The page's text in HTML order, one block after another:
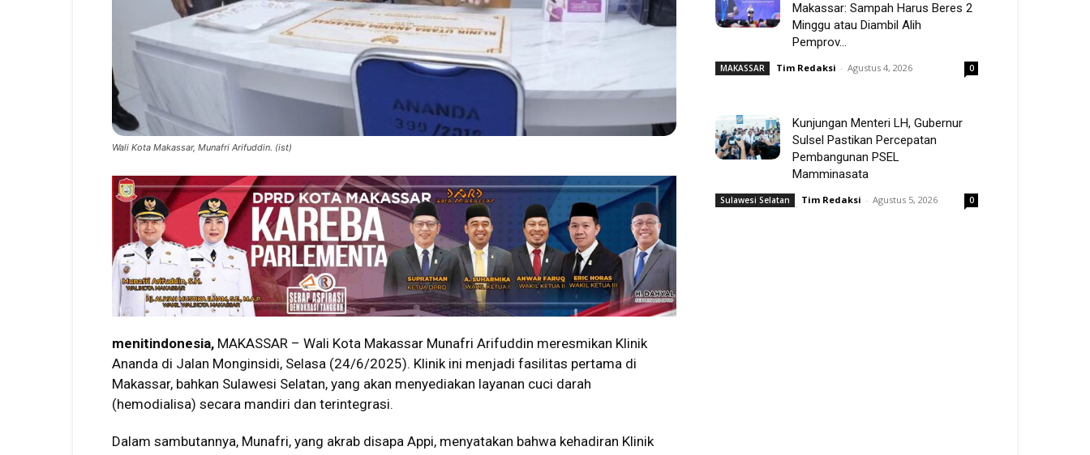
Wali Kota Makassar, Munafri Arifuddin. (ist)
menitindonesia, MAKASSAR – Wali Kota Makassar Munafri Arifuddin meresmikan Klinik
Ananda di Jalan Monginsidi, Selasa (24/6/2025). Klinik ini menjadi fasilitas pertama di
Makassar, bahkan Sulawesi Selatan, yang akan menyediakan layanan cuci darah
(hemodialisa) secara mandiri dan terintegrasi.
Dalam sambutannya, Munafri, yang akrab disapa Appi, menyatakan bahwa kehadiran Klinik
Makassar: Sampah Harus Beres 2
Minggu atau Diambil Alih
Pemprov...
MAKASSAR Tim Redaksi - Agustus 4, 2026 0
Kunjungan Menteri LH, Gubernur
Sulsel Pastikan Percepatan
Pembangunan PSEL
Mamminasata
Sulawesi Selatan Tim Redaksi - Agustus 5, 2026 0